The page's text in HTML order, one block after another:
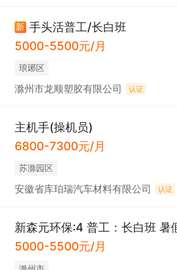
新 手头活普工/长白班
5000-5500元/月
琅琊区
滁州市龙顺塑胶有限公司 认证
主机手(操机员)
6800-7300元/月
苏滁园区
安徽省库珀瑞汽车材料有限公司 认证
新森元环保:4 普工：长白班 暑
5000-5500元/月